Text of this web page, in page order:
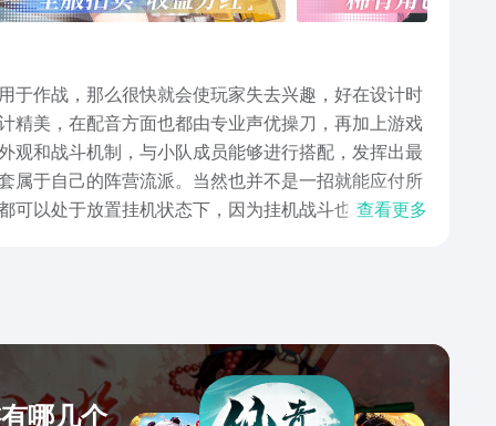
于作战，那么很快就会使玩家失去兴趣，好在设计时
精美，在配音方面也都由专业声优操刀，再加上游戏
观和战斗机制，与小队成员能够进行搭配，发挥出最
属于自己的阵营流派。当然也并不是一招就能应付所
可以处于放置挂机状态下，因为挂机战斗也可以领取
查看更多
哪几个